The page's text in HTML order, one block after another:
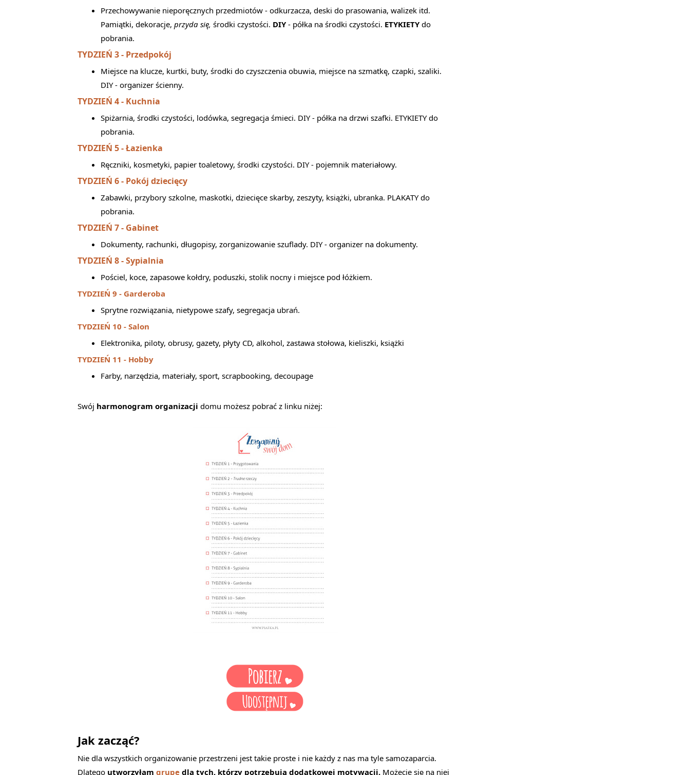
Przechowywanie nieporęcznych przedmiotów - odkurzacza, deski do prasowania, walizek itd.
Pamiątki, dekoracje,przyda się,środki czystości. DIY- półka na środki czystości. ETYKIETYdo
pobrania.
TYDZIEŃ 3 - Przedpokój
Miejsce na klucze, kurtki, buty, środki do czyszczenia obuwia, miejsce na szmatkę, czapki, szaliki.
DIY - organizer ścienny.
TYDZIEŃ 4 - Kuchnia
Spiżarnia, środki czystości, lodówka, segregacja śmieci. DIY - półka na drzwi szafki. ETYKIETY do
pobrania.
TYDZIEŃ 5 - Łazienka
Ręczniki, kosmetyki, papier toaletowy, środki czystości. DIY - pojemnik materiałowy.
TYDZIEŃ 6 - Pokój dziecięcy
Zabawki, przybory szkolne, maskotki, dziecięce skarby, zeszyty, książki, ubranka. PLAKATY do
pobrania.
TYDZIEŃ 7 - Gabinet
Dokumenty, rachunki, długopisy, zorganizowanie szuflady. DIY - organizer na dokumenty.
TYDZIEŃ 8 - Sypialnia
Pościel, koce, zapasowe kołdry, poduszki, stolik nocny i miejsce pod łóżkiem.
TYDZIEŃ 9 - Garderoba
Sprytne rozwiązania, nietypowe szafy, segregacja ubrań.
TYDZIEŃ 10 - Salon
Elektronika, piloty, obrusy, gazety, płyty CD, alkohol, zastawa stołowa, kieliszki, książki
TYDZIEŃ 11 - Hobby
Farby, narzędzia, materiały, sport, scrapbooking, decoupage
Swój harmonogram organizacji domu możesz pobrać z linku niżej:
Jak zacząć?
Nie dla wszystkich organizowanie przestrzeni jest takie proste i nie każdy z nas ma tyle samozaparcia.
Dlatego utworzyłamgrupę dla tych, którzy potrzebują dodatkowej motywacji. Możecie się na niej